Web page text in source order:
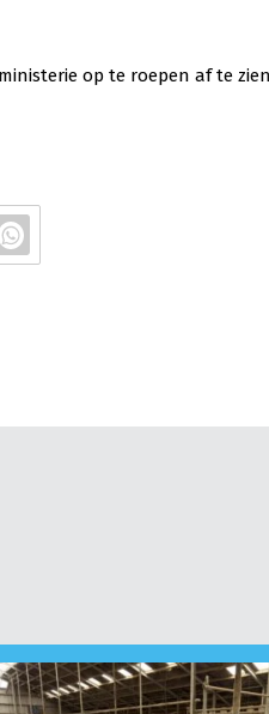
op te roepen af te